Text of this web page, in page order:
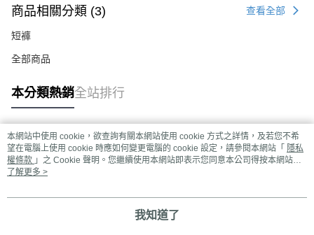
商品相關分類 (3) 查看全部
短褲
全部商品
本分類熱銷全站排行
熱門標籤
本網站中使用 cookie，欲查詢有關本網站使用 cookie 方式之詳情，及若您不希
望在電腦上使用 cookie 時應如何變更電腦的 cookie 設定，請參閱本網站「 隱私
權條款 」之 Cookie 聲明。您繼續使用本網站即表示您同意本公司得按本網站使
用條款之 Cookie 聲明使用 cookie。
了解更多 >
我知道了